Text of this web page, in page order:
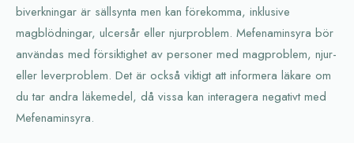
biverkningar är sällsynta men kan förekomma, inklusive
magblödningar, ulcersår eller njurproblem. Mefenaminsyra bör
användas med försiktighet av personer med magproblem, njur-
eller leverproblem. Det är också viktigt att informera läkare om
du tar andra läkemedel, då vissa kan interagera negativt med
Mefenaminsyra.